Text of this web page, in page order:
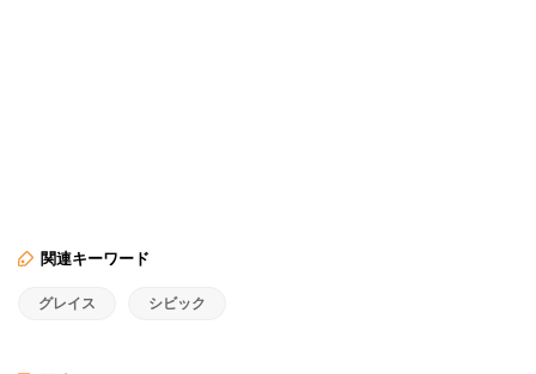
関連キーワード
グレイス シビック